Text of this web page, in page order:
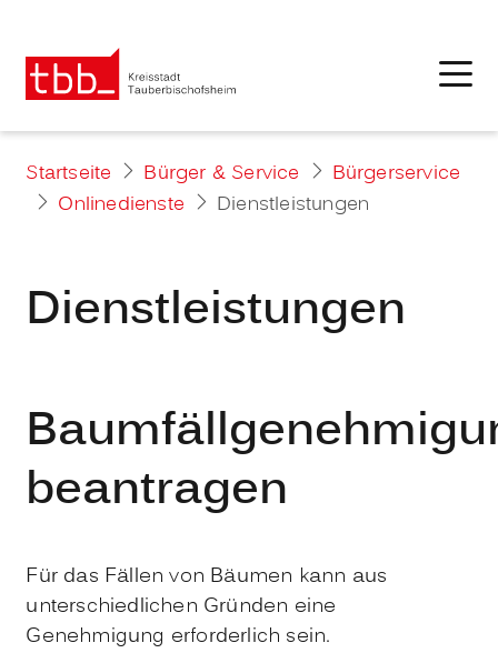
Startseite Bürger & Service
Bürgerservice
Onlinedienste
Dienstleistungen
Dienstleistungen
beantragen
Für das Fällen von Bäumen kann aus
unterschiedlichen Gründen eine
Genehmigung erforderlich sein.